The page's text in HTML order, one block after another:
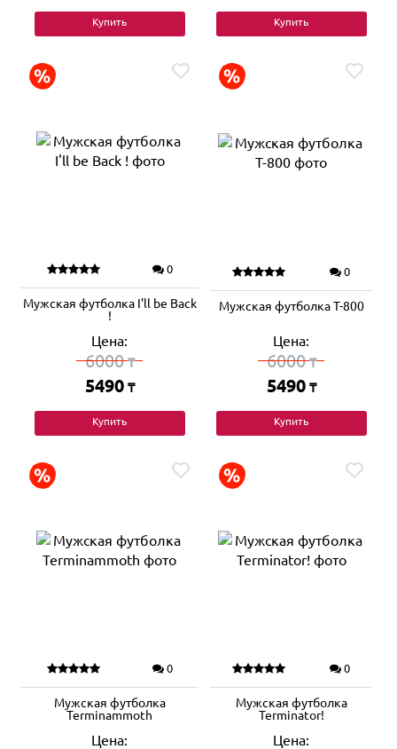
Купить Купить
0
Мужская футболка I'll be Back
!
Цена:
6000₸
5490 ₸
Купить
0
Мужская футболка T-800
Цена:
6000₸
5490 ₸
Купить
0
Мужская футболка
Terminammoth
Цена:
0
Мужская футболка
Terminator!
Цена: